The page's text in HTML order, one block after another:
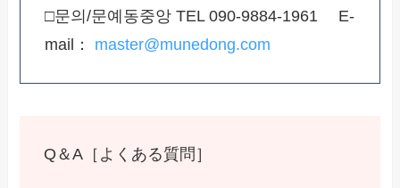
□문의/문예동중앙 TEL 090-9884-1961 E-
mail： master@munedong.com
Q＆A［よくある質問］